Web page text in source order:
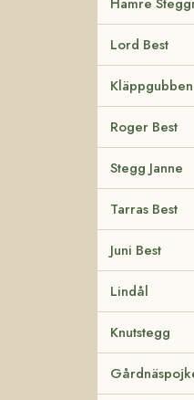
Lord Best
Kläppgubben
Roger Best
Stegg Janne
Tarras Best
Juni Best
Lindål
Knutstegg